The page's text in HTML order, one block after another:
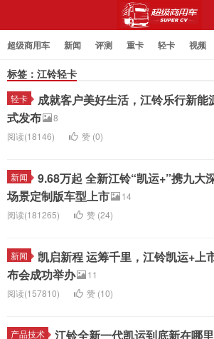
超级商用车 新闻 评测 重卡 轻卡 视频
标签：江铃轻卡
轻卡
成就客户美好生活，江铃乐行新能
式发布
8
阅读(18146)
赞 (0)
新闻
9.68万起 全新江铃“凯运+”携九大
场景定制版车型上市
14
阅读(181265)
赞 (24)
新闻
凯启新程 运筹千里，江铃凯运+上
布会成功举办
11
阅读(157810)
赞 (10)
产品技术 江铃全新一代凯运到底新在哪